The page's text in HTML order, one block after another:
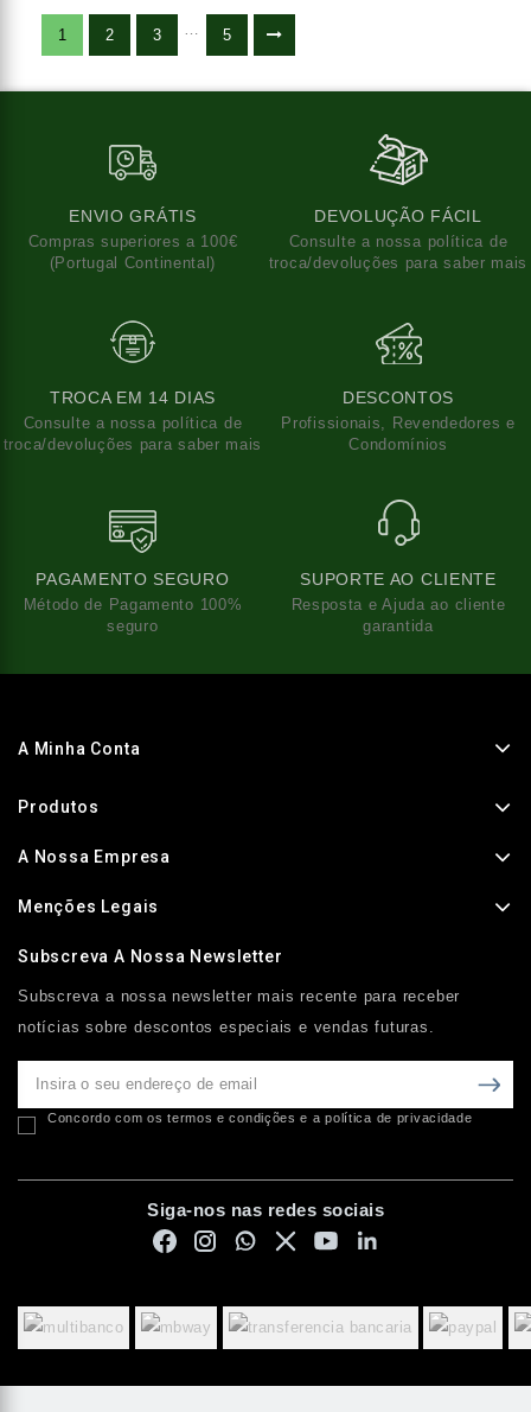
1 2 3 5
ENVIO GRÁTIS
Compras superiores a 100€
(Portugal Continental)
DEVOLUÇÃO FÁCIL
Consulte a nossa política de
troca/devoluções para saber mais
TROCA EM 14 DIAS
Consulte a nossa política de
troca/devoluções para saber mais
DESCONTOS
Profissionais, Revendedores e
Condomínios
PAGAMENTO SEGURO
Método de Pagamento 100%
seguro
SUPORTE AO CLIENTE
Resposta e Ajuda ao cliente
garantida
A Minha Conta
Produtos
A Nossa Empresa
Menções Legais
Subscreva A Nossa Newsletter
Subscreva a nossa newsletter mais recente para receber
notícias sobre descontos especiais e vendas futuras.
Concordo com os termos e condições e a política de privacidade
Siga-nos nas redes sociais